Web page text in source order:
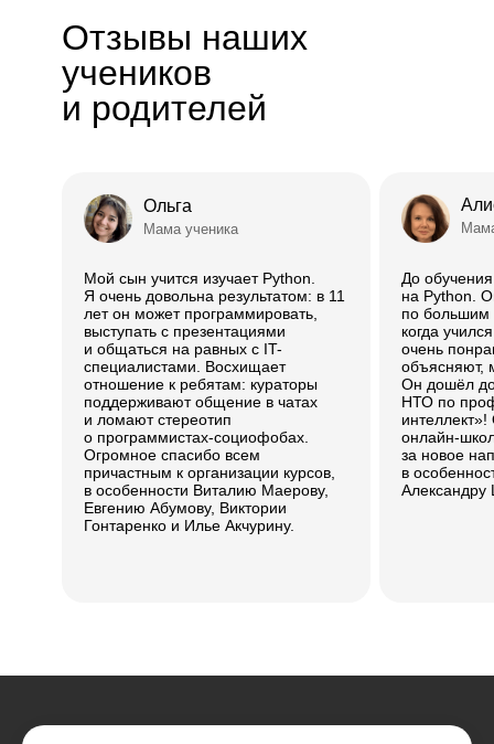
Отзывы наших
учеников
и родителей
До
на Python.
по большим
когда
очень
объясняют,
Он дошёл
НТО по
онлайн-
за новое
в
Александру
Мой сын учится изучает Python.
Я очень довольна результатом: в 11
лет он может программировать,
выступать с презентациями
и общаться на равных с IT-
специалистами. Восхищает
отношение к ребятам: кураторы
поддерживают общение в чатах
и ломают стереотип
о программистах-социофобах.
Огромное спасибо всем
причастным к организации курсов,
в особенности Виталию Маерову,
Евгению Абумову, Виктории
Гонтаренко и Илье Акчурину.
Ольга
Мама ученика